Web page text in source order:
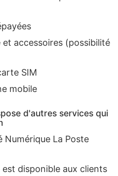
accessoires (possibilité
SIM
mobile
d'autres services qui
La Poste
disponible aux clients